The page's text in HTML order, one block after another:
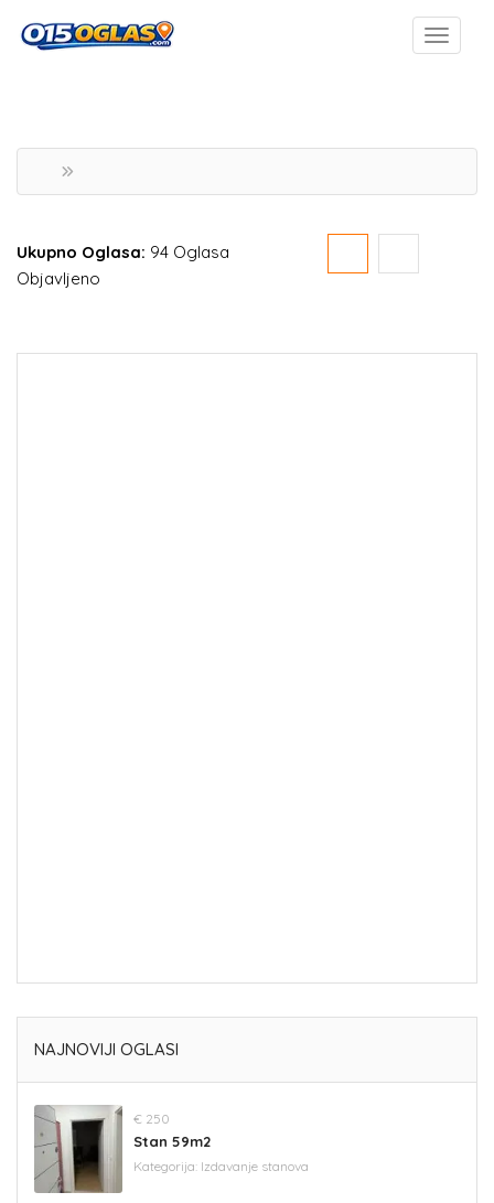
Ukupno Oglasa: 94 Oglasa
Objavljeno
NAJNOVIJI OGLASI
€ 250
Stan 59m2
Kategorija: Izdavanje stanova